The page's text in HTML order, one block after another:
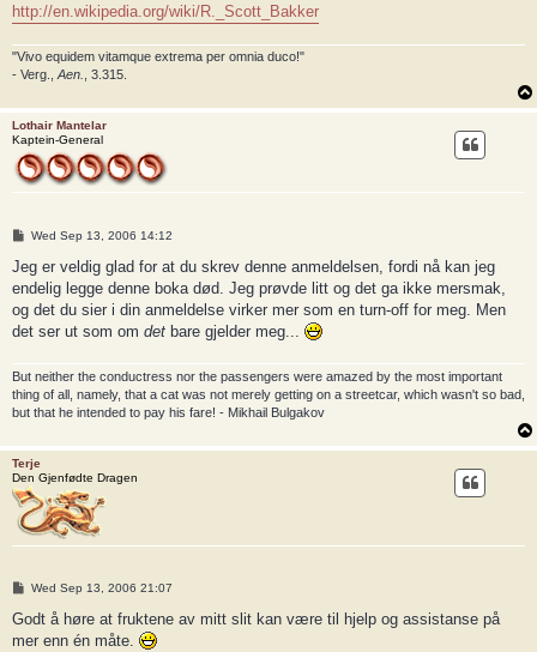
http://en.wikipedia.org/wiki/R._Scott_Bakker
"Vivo equidem vitamque extrema per omnia duco!"
- Verg., Aen. , 3.315.
Lothair Mantelar
Kaptein-General
P
s
Wed Sep 13, 2006 14:12
Jeg er veldig glad for at du skrev denne anmeldelsen, fordi nå kan jeg
endelig legge denne boka død. Jeg prøvde litt og det ga ikke mersmak,
og det du sier i din anmeldelse virker mer som en turn-off for meg. Men
det ser ut som om det bare gjelder meg...
But neither the conductress nor the passengers were amazed by the most important
thing of all, namely, that a cat was not merely getting on a streetcar, which wasn't so bad,
but that he intended to pay his fare! - Mikhail Bulgakov
Terje
Den Gjenfødte Dragen
P
s
Wed Sep 13, 2006 21:07
Godt å høre at fruktene av mitt slit kan være til hjelp og assistanse på
mer enn én måte.